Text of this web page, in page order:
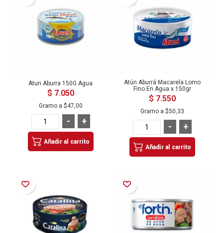
Atun Aburra 150G Agua
$ 7.050
Gramo a $47,00
+
-
Añadir al carrito
Atún Aburrá Macarela Lomo
Fino En Agua x 150gr
$ 7.550
Gramo a $50,33
+
-
Añadir al carrito
Añadir a la Lista de Deseos Añadir a la Lista de Deseos